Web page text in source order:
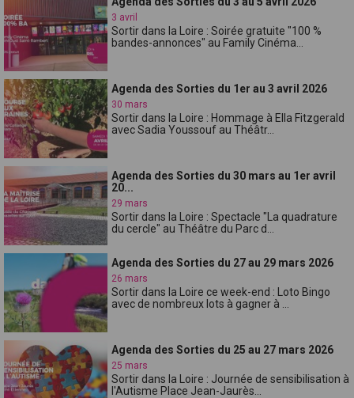
3 avril
Sortir dans la Loire : Soirée gratuite "100 %
bandes-annonces" au Family Cinéma...
Agenda des Sorties du 1er au 3 avril 2026
30 mars
Sortir dans la Loire : Hommage à Ella Fitzgerald
avec Sadia Youssouf au Théâtr...
Agenda des Sorties du 30 mars au 1er avril
20...
29 mars
Sortir dans la Loire : Spectacle "La quadrature
du cercle" au Théâtre du Parc d...
Agenda des Sorties du 27 au 29 mars 2026
26 mars
Sortir dans la Loire ce week-end : Loto Bingo
avec de nombreux lots à gagner à ...
Agenda des Sorties du 25 au 27 mars 2026
25 mars
Sortir dans la Loire : Journée de sensibilisation à
l'Autisme Place Jean-Jaurès...